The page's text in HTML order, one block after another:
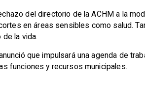
del directorio de la ACHM a la
en áreas sensibles como salud.
la vida.
que impulsará una agenda de
funciones y recursos municipales.